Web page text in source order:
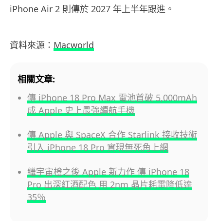
iPhone Air 2 則傳於 2027 年上半年跟進。
資料來源： Macworld
相關文章:
傳 iPhone 18 Pro Max 電池首破 5,000mAh
成 Apple 史上最強續航手機
傳 Apple 與 SpaceX 合作 Starlink 接收技術
引入 iPhone 18 Pro 實現無死角上網
繼宇宙橙之後 Apple 新力作 傳 iPhone 18
Pro 出深紅酒配色 用 2nm 晶片耗電降低達
35％